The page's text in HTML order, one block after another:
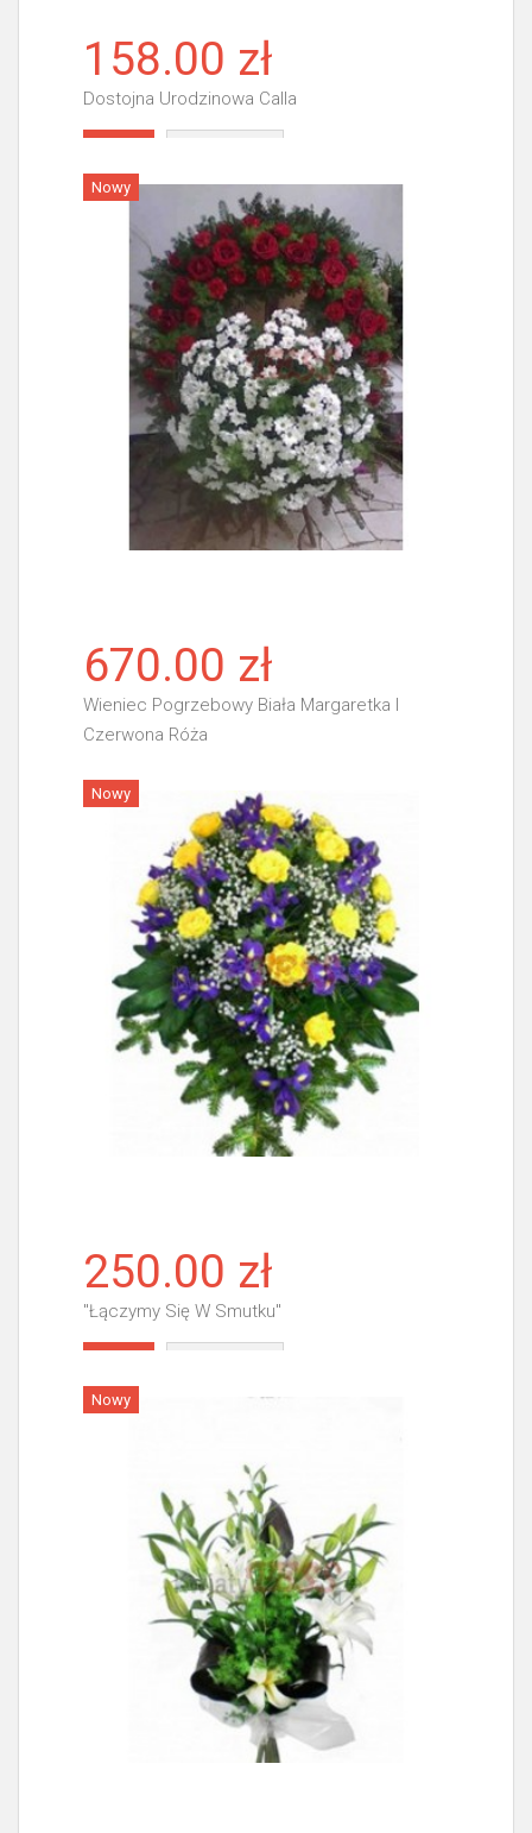
158.00 zł
Dostojna Urodzinowa Calla
Nowy
670.00 zł
Wieniec Pogrzebowy Biała Margaretka I
Czerwona Róża
Więcej
Nowy
250.00 zł
"Łączymy Się W Smutku"
Nowy